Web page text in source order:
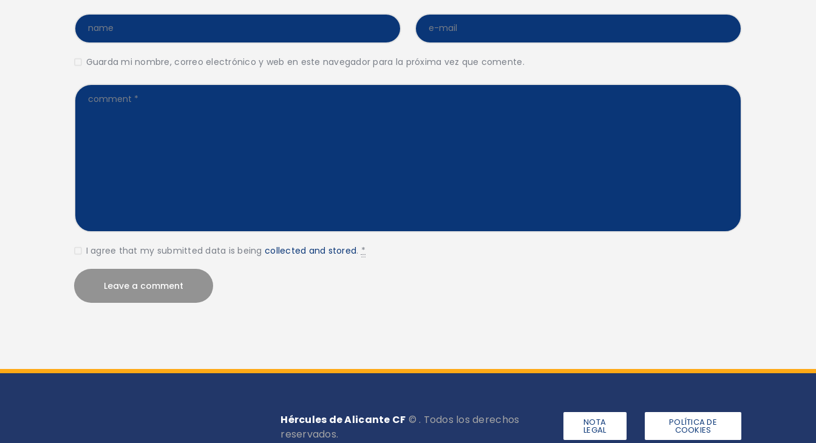
Guarda mi nombre, correo electrónico y web en este navegador para la próxima vez que comente.
I agree that my submitted data is being collected and stored. *
Hércules de Alicante CF © . Todos los derechos
reservados.
NOTA
LEGAL
POLÍTICA DE
COOKIES